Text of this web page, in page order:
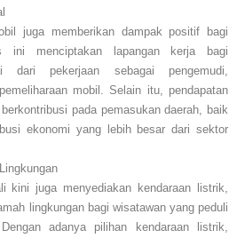
juga memberikan dampak positif bagi
ini menciptakan lapangan kerja bagi
dari pekerjaan sebagai pengemudi,
mobil. Selain itu, pendapatan
pada pemasukan daerah, baik
ekonomi yang lebih besar dari sektor
kini juga menyediakan kendaraan listrik,
lingkungan bagi wisatawan yang peduli
adanya pilihan kendaraan listrik,